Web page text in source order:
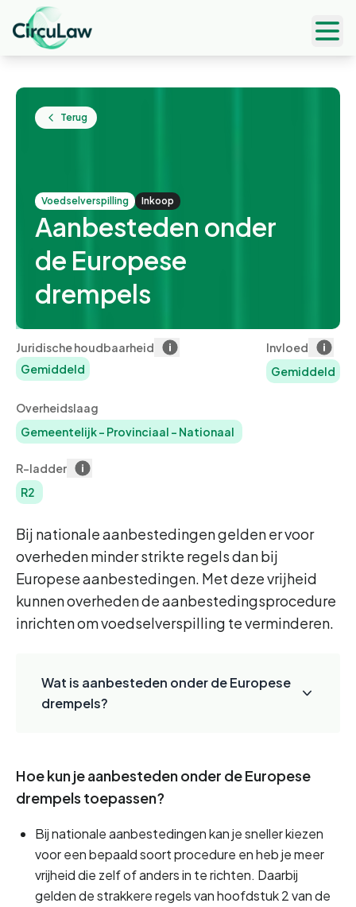
Terug
voedselverspilling Inkoop
Aanbesteden onder
de Europese
drempels
Juridische houdbaarheid
Gemiddeld
Invloed
Gemiddeld
Overheidslaag
Gemeentelijk- Provinciaal - Nationaal
R-ladder
R2
Bij nationale aanbestedingen gelden er voor
overheden minder strikte regels dan bij
Europese aanbestedingen. Met deze vrijheid
kunnen overheden de aanbestedingsprocedure
inrichten om voedselverspilling te verminderen.
Wat is aanbesteden onder de Europese
drempels?
Hoe kun je aanbesteden onder de Europese
drempels toepassen?
Bij nationale aanbestedingen kan je sneller kiezen
voor een bepaald soort procedure en heb je meer
vrijheid die zelf of anders in te richten. Daarbij
gelden de strakkere regels van hoofdstuk 2 van de